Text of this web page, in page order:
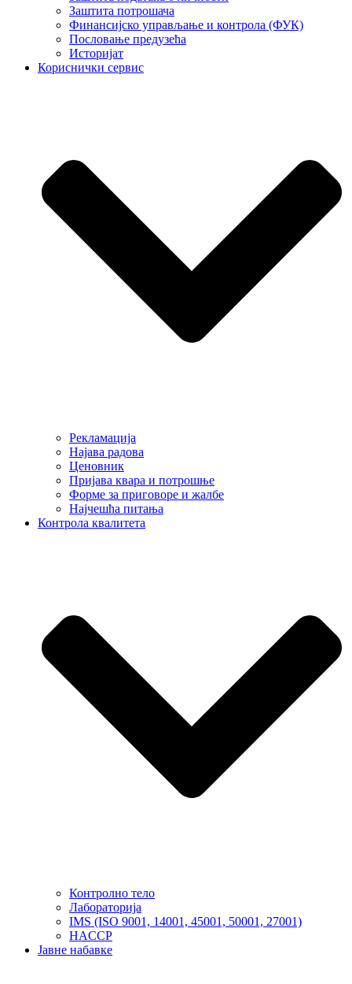
Заштита потрошача
Финансијско управљање и контрола (ФУК)
Пословање предузећа
Историјат
Кориснички сервис
Рекламација
Најава радова
Ценовник
Пријава квара и потрошње
Форме за приговоре и жалбе
Најчешћа питања
Контрола квалитета
Контролно тело
Лабораторија
IMS (ISO 9001, 14001, 45001, 50001, 27001)
HACCP
Јавне набавке